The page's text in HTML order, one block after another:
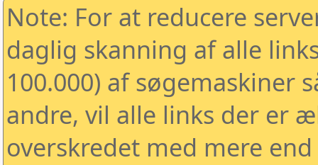
Note: For at reducere
daglig skanning af alle
100.000) af søgemaskiner
andre, vil alle links der er
overskredet med mere